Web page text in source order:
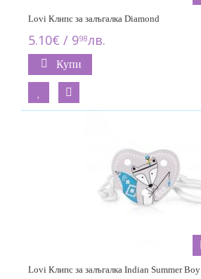
Lovi Клипс за залъгалка Diamond
5.10€ / 998лв.
Купи
Lovi Клипс за залъгалка Indian Summer Boy